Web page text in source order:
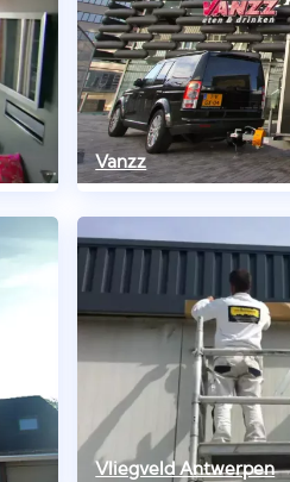
Vanzz
Vliegveld Antwerpen